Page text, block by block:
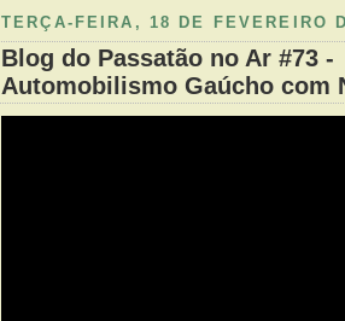
TERÇA-FEIRA, 18 DE FEVEREIRO
Blog do Passatão no Ar #73 -
Automobilismo Gaúcho com